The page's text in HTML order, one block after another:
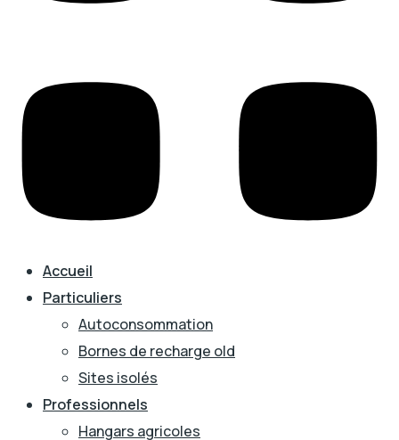
Accueil
Particuliers
Autoconsommation
Bornes de recharge old
Sites isolés
Professionnels
Hangars agricoles